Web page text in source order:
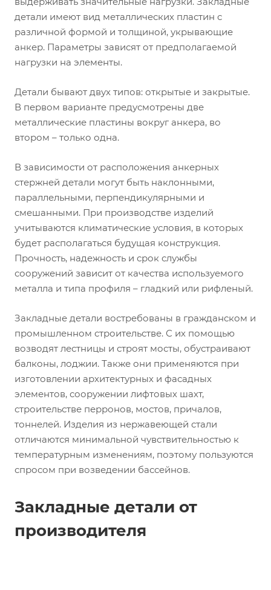
детали имеют вид металлических пластин с
различной формой и толщиной, укрывающие
анкер. Параметры зависят от предполагаемой
нагрузки на элементы.
Детали бывают двух типов: открытые и закрытые.
В первом варианте предусмотрены две
металлические пластины вокруг анкера, во
втором – только одна.
В зависимости от расположения анкерных
стержней детали могут быть наклонными,
параллельными, перпендикулярными и
смешанными. При производстве изделий
учитываются климатические условия, в которых
будет располагаться будущая конструкция.
Прочность, надежность и срок службы
сооружений зависит от качества используемого
металла и типа профиля – гладкий или рифленый.
Закладные детали востребованы в гражданском и
промышленном строительстве. С их помощью
возводят лестницы и строят мосты, обустраивают
балконы, лоджии. Также они применяются при
изготовлении архитектурных и фасадных
элементов, сооружении лифтовых шахт,
строительстве перронов, мостов, причалов,
тоннелей. Изделия из нержавеющей стали
отличаются минимальной чувствительностью к
температурным изменениям, поэтому пользуются
спросом при возведении бассейнов.
Закладные детали от
производителя